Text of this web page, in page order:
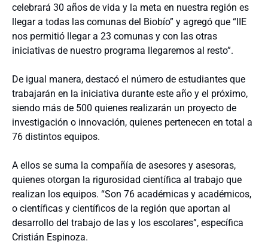
celebrará 30 años de vida y la meta en nuestra región es
llegar a todas las comunas del Biobío” y agregó que “IIE
nos permitió llegar a 23 comunas y con las otras
iniciativas de nuestro programa llegaremos al resto”.
De igual manera, destacó el número de estudiantes que
trabajarán en la iniciativa durante este año y el próximo,
siendo más de 500 quienes realizarán un proyecto de
investigación o innovación, quienes pertenecen en total a
76 distintos equipos.
A ellos se suma la compañía de asesores y asesoras,
quienes otorgan la rigurosidad científica al trabajo que
realizan los equipos. “Son 76 académicas y académicos,
o científicas y científicos de la región que aportan al
desarrollo del trabajo de las y los escolares”, específica
Cristián Espinoza.